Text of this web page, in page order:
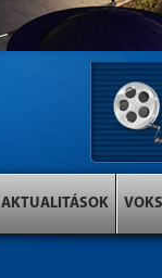
AKTUALITÁSOK VOKS